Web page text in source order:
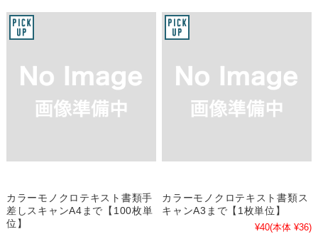
カラーモノクロテキスト書類手
差しスキャンA4まで【100枚単
位】
カラーモノクロテキスト書類ス
キャンA3まで【1枚単位】
¥40(本体 ¥36)